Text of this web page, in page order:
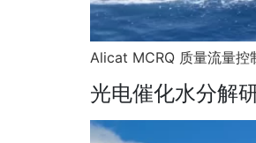
Alicat MCRQ 质量流量
光电催化水分解